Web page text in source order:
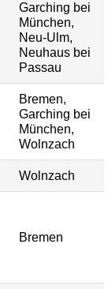
Garching bei
München,
Neu-Ulm,
Neuhaus bei
Passau
Bremen,
Garching bei
München,
Wolnzach
Wolnzach
Bremen